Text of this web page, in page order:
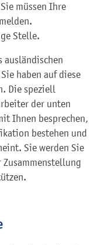
müssen Ihre
Stelle.
ausländischen
haben auf diese
Die speziell
der unten
Ihnen besprechen,
bestehen und
Sie werden Sie